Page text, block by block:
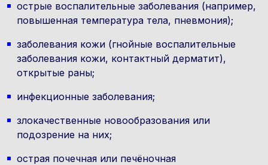
острые воспалительные заболевания (например,
повышенная температура тела, пневмония);
заболевания кожи (гнойные воспалительные
заболевания кожи, контактный дерматит),
открытые раны;
инфекционные заболевания;
злокачественные новообразования или
подозрение на них;
острая почечная или печёночная